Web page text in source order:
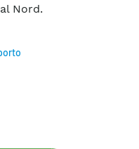
Nord.